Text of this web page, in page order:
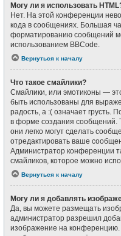
Могу ли я использовать
Нет. На этой конференции
кода в сообщениях. Большая
форматированию сообщений
использованием BBCode.
Вернуться к началу
Что такое смайлики?
Смайлики, или эмотиконы —
быть использованы для
радость, а :( означает грусть.
в форме создания сообщений.
они легко могут сделать
отредактировать ваше
Администратор конференции
смайликов, которое можно
Вернуться к началу
Могу ли я добавлять
Да, вы можете размещать
администратор разрешил
изображение на конференцию.